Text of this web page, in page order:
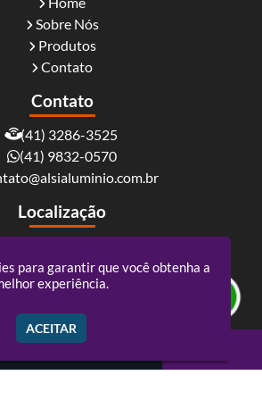
Sobre Nós
Produtos
Contato
Contato
(41) 3286-3525
(41) 9832-0570
Localização
/ PR - CEP: 81730-060
para garantir que você obtenha a
experiência.
ACEITAR